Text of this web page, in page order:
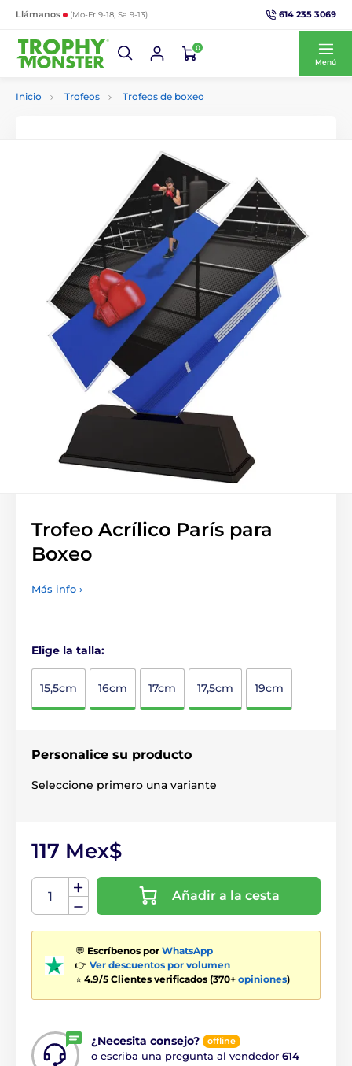
Llámanos (Mo-Fr 9-18, Sa 9-13) 614 235 3069
0
Menú
Inicio Trofeos Trofeos de boxeo
Trofeo Acrílico París para
Boxeo
Más info ›
Elige la talla:
15,5cm 16cm 17cm 17,5cm 19cm
Personalice su producto
Seleccione primero una variante
117 Mex$
Añadir a la cesta
💬 Escríbenos por WhatsApp
👉 Ver descuentos por volumen
⭐ 4.9/5 Clientes verificados (370+ opiniones)
¿Necesita consejo? offline
o escriba una pregunta al vendedor 614